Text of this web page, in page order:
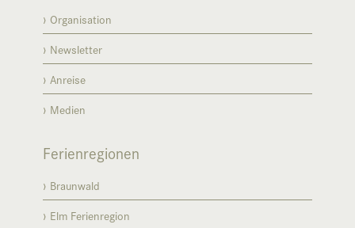
Organisation
Newsletter
Anreise
Medien
Ferienregionen
Braunwald
Elm Ferienregion